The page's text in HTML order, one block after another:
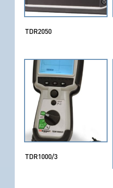
TDR2050
TDR1000/3